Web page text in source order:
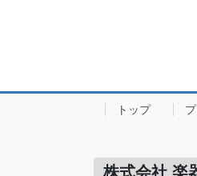
トップ
株式会社 楽